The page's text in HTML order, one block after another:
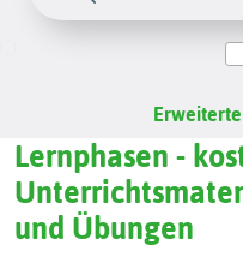
Lernphasen -
und Übungen